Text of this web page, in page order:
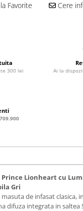
jucarii
Favorite Cere
300 lei Ai la
Prince Lionheart cu
Gri
de infasat clasica,
difuza integrata in saltea !